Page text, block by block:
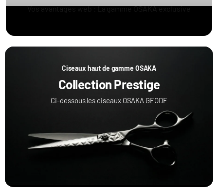
Vos avantages web : La gamme OSAKA exclusive
Ciseaux haut de gamme OSAKA
Collection Prestige
Ci-dessous les ciseaux OSAKA GEODE